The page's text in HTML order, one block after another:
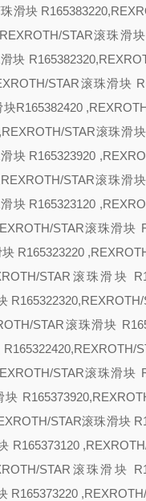
滑块
STAR滚珠滑
块
STAR滚珠滑块
R165382420
STAR滚珠滑
块 R165323920
STAR滚珠滑
块 R165323120
STAR滚珠滑块
R165323220
STAR滚珠滑块
STAR滚珠滑块
STAR滚珠滑块
块
STAR滚珠滑块
R165373120
STAR滚珠滑块
R165373220